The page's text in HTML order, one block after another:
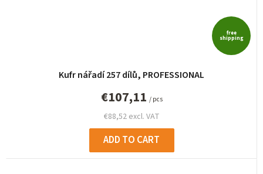
free
shipping
Kufr nářadí 257 dílů, PROFESSIONAL
€88,52 excl. VAT
€107,11 / pcs
ADD TO CART